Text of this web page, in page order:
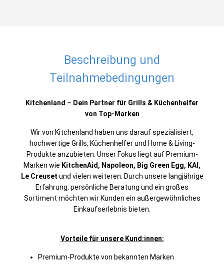
Beschreibung und
Teilnahmebedingungen
Kitchenland – Dein Partner für Grills & Küchenhelfer
von Top-Marken
Wir von Kitchenland haben uns darauf spezialisiert,
hochwertige Grills, Küchenhelfer und Home & Living-
Produkte anzubieten. Unser Fokus liegt auf Premium-
Marken wie KitchenAid, Napoleon, Big Green Egg, KAI,
Le Creuset und vielen weiteren. Durch unsere langjährige
Erfahrung, persönliche Beratung und ein großes
Sortiment möchten wir Kunden ein außergewöhnliches
Einkaufserlebnis bieten.
Vorteile für unsere Kund:innen:
Premium-Produkte von bekannten Marken